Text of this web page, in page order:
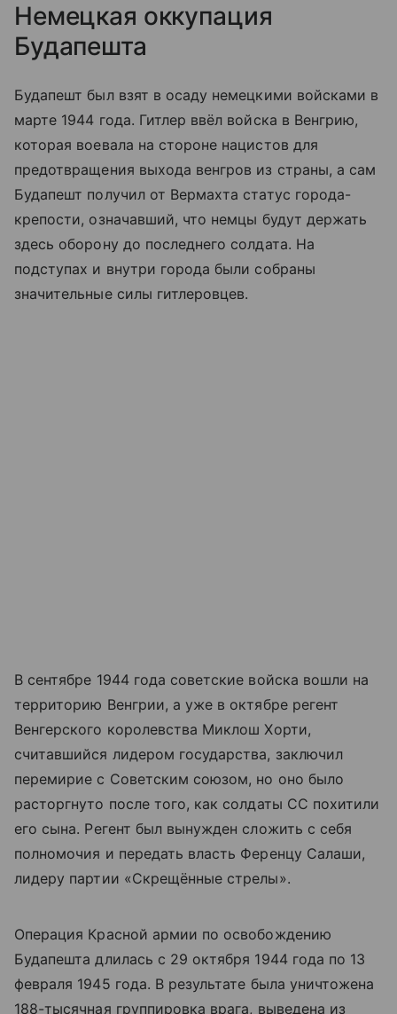
Немецкая оккупация
Будапешта
Будапешт был взят в осаду немецкими войсками в
марте 1944 года. Гитлер ввёл войска в Венгрию,
которая воевала на стороне нацистов для
предотвращения выхода венгров из страны, а сам
Будапешт получил от Вермахта статус города-
крепости, означавший, что немцы будут держать
здесь оборону до последнего солдата. На
подступах и внутри города были собраны
значительные силы гитлеровцев.
В сентябре 1944 года советские войска вошли на
территорию Венгрии, а уже в октябре регент
Венгерского королевства Миклош Хорти,
считавшийся лидером государства, заключил
перемирие с Советским союзом, но оно было
расторгнуто после того, как солдаты СС похитили
его сына. Регент был вынужден сложить с себя
полномочия и передать власть Ференцу Салаши,
лидеру партии «Скрещённые стрелы».
Операция Красной армии по освобождению
Будапешта длилась с 29 октября 1944 года по 13
февраля 1945 года. В результате была уничтожена
188-тысячная группировка врага, выведена из